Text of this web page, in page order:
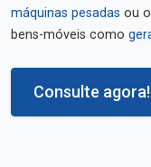
máquinas pesadas ou
bens-móveis como
Consulte agora!